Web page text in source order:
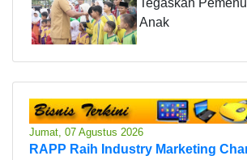
Tegaskan
Anak
Jumat, 07 Agustus 2026
RAPP Raih Industry Marketing